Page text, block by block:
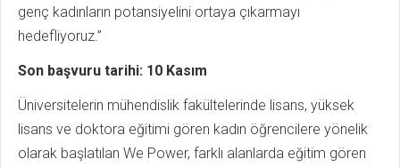
genç kadınların potansiyelini ortaya çıkarmayı
hedefliyoruz.”
Son başvuru tarihi: 10 Kasım
Üniversitelerin mühendislik fakültelerinde lisans, yüksek
lisans ve doktora eğitimi gören kadın öğrencilere yönelik
olarak başlatılan We Power, farklı alanlarda eğitim gören